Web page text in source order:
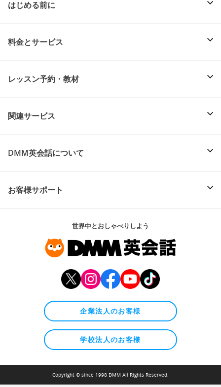
はじめる前に
料金とサービス
レッスン予約・教材
関連サービス
DMM英会話について
お客様サポート
世界中とおしゃべりしよう
企業法人のお客様
学校法人のお客様
Copyright © since 1998 DMM All Rights Reserved.